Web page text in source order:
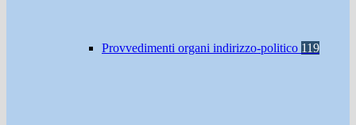
Provvedimenti organi indirizzo-politico 119